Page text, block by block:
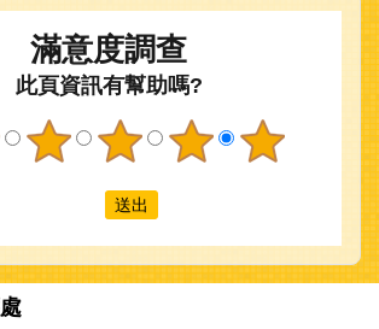
滿意度調查
此頁資訊有幫助嗎?
動物保護處